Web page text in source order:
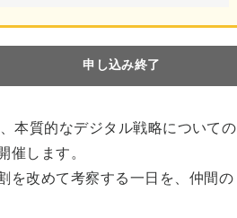
申し込み終了
本質的なデジタル戦略についての
します。
を改めて考察する一日を、仲間の